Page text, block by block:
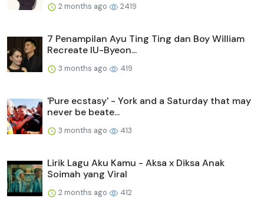
2 months ago 2419
7 Penampilan Ayu Ting Ting dan Boy William
Recreate IU-Byeon...
3 months ago 419
'Pure ecstasy' - York and a Saturday that may
never be beate...
3 months ago 413
Lirik Lagu Aku Kamu - Aksa x Diksa Anak
Soimah yang Viral
2 months ago 412